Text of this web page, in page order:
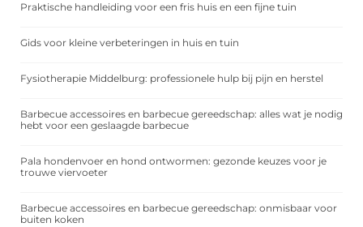
Praktische handleiding voor een fris huis en een fijne tuin
Gids voor kleine verbeteringen in huis en tuin
Fysiotherapie Middelburg: professionele hulp bij pijn en herstel
Barbecue accessoires en barbecue gereedschap: alles wat je nodig
hebt voor een geslaagde barbecue
Pala hondenvoer en hond ontwormen: gezonde keuzes voor je
trouwe viervoeter
Barbecue accessoires en barbecue gereedschap: onmisbaar voor
buiten koken